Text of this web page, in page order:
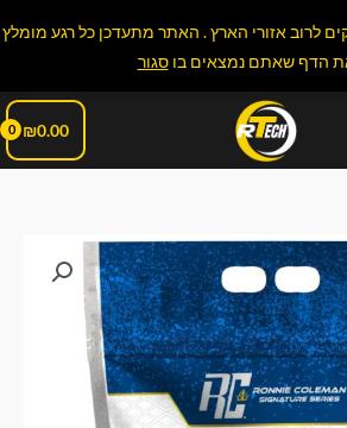
2-3 ימי עסקים לרוב אזורי הארץ . האתר מתעדכן כל רגע מומלץ
הדף שאתם נמצאים בוסגור
₪0.00